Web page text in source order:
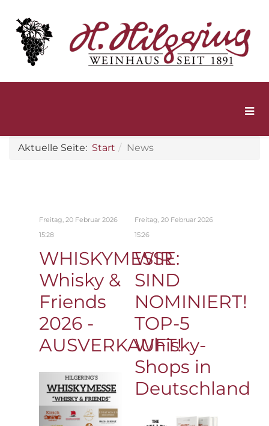
Aktuelle Seite: Start News
Freitag, 20 Februar 2026
15:28
WHISKYMESSE:
Whisky &
Friends
2026 -
AUSVERKAUFT!
Freitag, 20 Februar 2026
15:26
WIR
SIND
NOMINIERT!
TOP-5
Whisky-
Shops in
Deutschland